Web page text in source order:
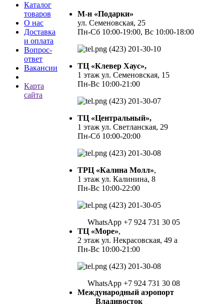
Каталог
товаров
О нас
Доставка
и оплата
Вопрос-
ответ
Вакансии
Карта
сайта
М-н «Подарки»
ул. Семеновская, 25
Пн-Сб 10:00-19:00, Вс 10:00-18:00
(423) 201-30-10
ТЦ «Клевер Хаус»,
1 этаж ул. Семеновская, 15
Пн-Вс 10:00-21:00
(423) 201-30-07
ТЦ «Центральный»,
1 этаж ул. Светланская, 29
Пн-Сб 10:00-20:00
(423) 201-30-08
ТРЦ «Калина Молл»,
1 этаж ул. Калинина, 8
Пн-Вс 10:00-22:00
(423) 201-30-05
WhatsApp +7 924 731 30 05
ТЦ «Море»,
2 этаж ул. Некрасовская, 49 а
Пн-Вс 10:00-21:00
(423) 201-30-08
WhatsApp +7 924 731 30 08
Международный аэропорт
Владивосток